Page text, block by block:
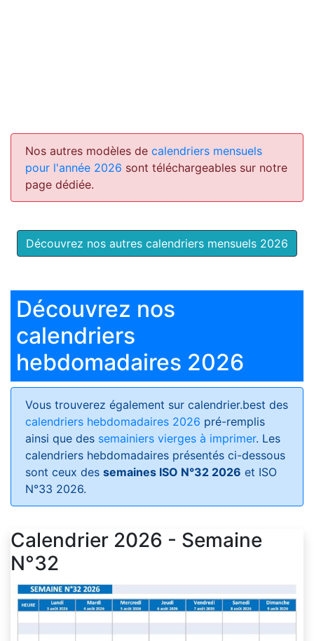
Nos autres modèles de calendriers mensuels
pour l'année 2026 sont téléchargeables sur notre
page dédiée.
Découvrez nos autres calendriers mensuels 2026
Découvrez nos
calendriers
hebdomadaires 2026
Vous trouverez également sur calendrier.best des
calendriers hebdomadaires 2026 pré-remplis
ainsi que des semainiers vierges à imprimer. Les
calendriers hebdomadaires présentés ci-dessous
sont ceux des semaines ISO N°32 2026 et ISO
N°33 2026.
Calendrier 2026 - Semaine
N°32